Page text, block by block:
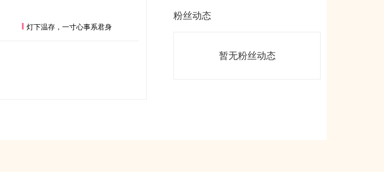
灯下温存，一寸心事系君身
粉丝动态
暂无粉丝动态